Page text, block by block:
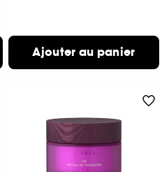
Ajouter au panier